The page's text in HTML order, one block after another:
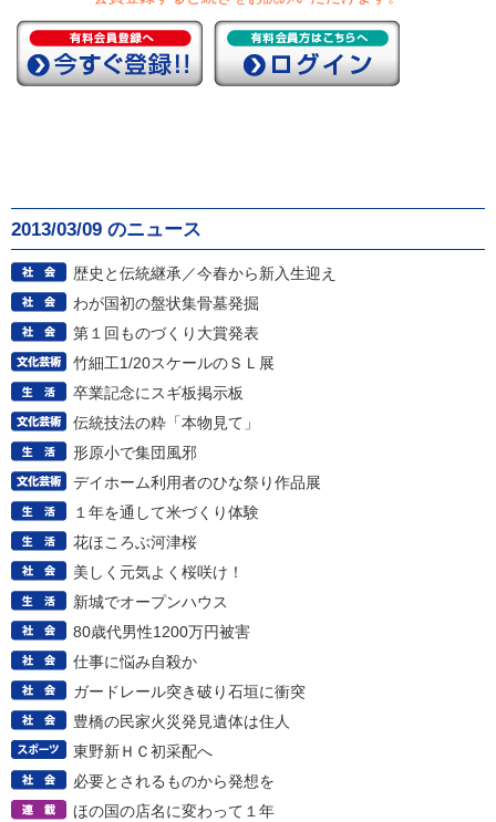
2013/03/09 のニュース
歴史と伝統継承／今春から新入生迎え
わが国初の盤状集骨墓発掘
第１回ものづくり大賞発表
竹細工1/20スケールのＳＬ展
卒業記念にスギ板掲示板
伝統技法の粋「本物見て」
形原小で集団風邪
デイホーム利用者のひな祭り作品展
１年を通して米づくり体験
花ほころぶ河津桜
美しく元気よく桜咲け！
新城でオープンハウス
80歳代男性1200万円被害
仕事に悩み自殺か
ガードレール突き破り石垣に衝突
豊橋の民家火災発見遺体は住人
東野新ＨＣ初采配へ
必要とされるものから発想を
ほの国の店名に変わって１年